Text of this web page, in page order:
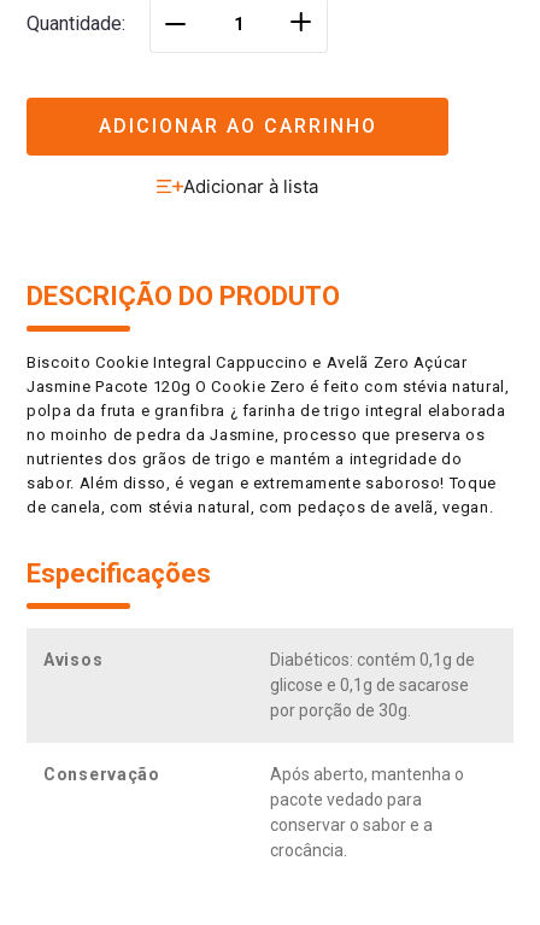
Quantidade ＋
ADICIONAR AO CARRINHO
DESCRIÇÃO DO PRODUTO
Biscoito Cookie Integral Cappuccino e Avelã Zero Açúcar
Jasmine Pacote 120g O Cookie Zero é feito com stévia natural,
polpa da fruta e granfibra ¿ farinha de trigo integral elaborada
no moinho de pedra da Jasmine, processo que preserva os
nutrientes dos grãos de trigo e mantém a integridade do
sabor. Além disso, é vegan e extremamente saboroso! Toque
de canela, com stévia natural, com pedaços de avelã, vegan.
Especificações
Avisos
Diabéticos: contém 0,1g de
glicose e 0,1g de sacarose
por porção de 30g.
Conservação
Após aberto, mantenha o
pacote vedado para
conservar o sabor e a
crocância.